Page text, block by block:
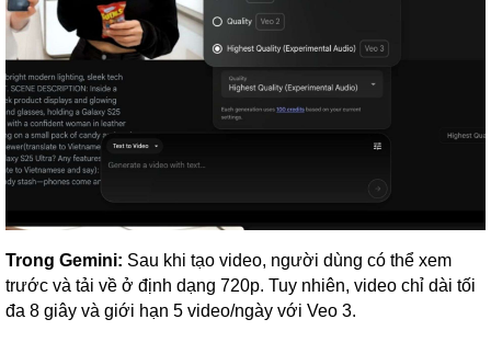
Trong Gemini: Sau khi tạo video, người dùng có thể xem
trước và tải về ở định dạng 720p. Tuy nhiên, video chỉ dài tối
đa 8 giây và giới hạn 5 video/ngày với Veo 3.